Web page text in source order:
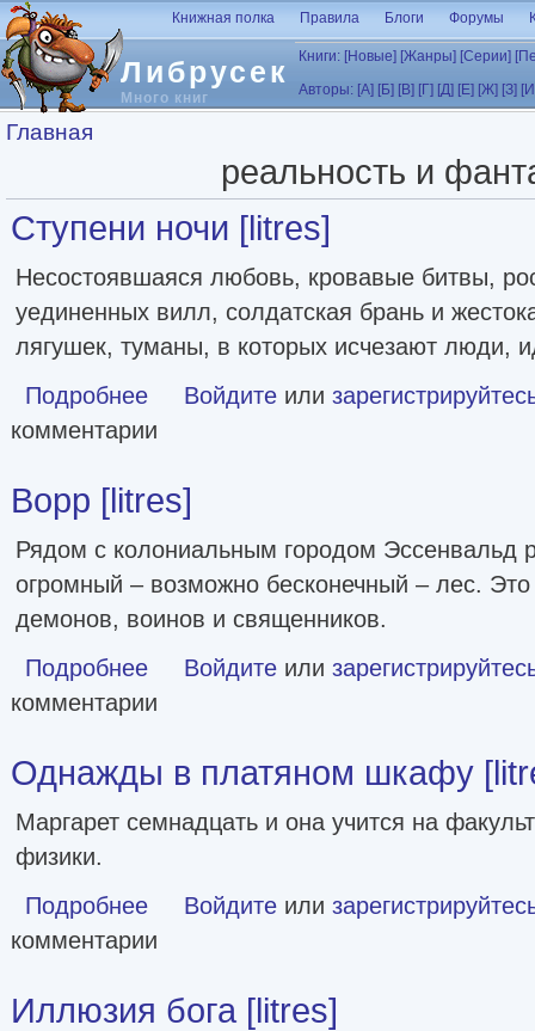
Перейти к основному содержанию
Либрусек
Много книг
Книжная полка Правила Блоги Форумы
Книги: [Новые] [Жанры] [Серии]
Авторы: [А] [Б] [В] [Г] [Д] [Е] [Ж] [З]
Вы здесь
Главная
реальность и
Ступени ночи [litres]
Несостоявшаяся любовь, кровавые битвы,
уединенных вилл, солдатская брань и
лягушек, туманы, в которых исчезают люди,
Подробнее о Ступени ночи [litres]
Войдите или
комментарии
Ворр [litres]
Рядом с колониальным городом Эссенвальд
огромный – возможно бесконечный – лес. Это
демонов, воинов и священников.
Подробнее о Ворр [litres]
Войдите или
комментарии
Однажды в платяном шкафу
Маргарет семнадцать и она учится на
физики.
Подробнее о Однажды в платяном шкафу [litres]
Войдите или
комментарии
Иллюзия бога [litres]